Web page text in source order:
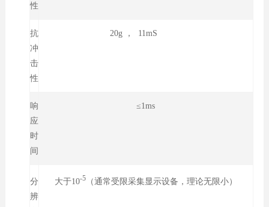
性
抗
冲
击
性
20g ， 11mS
响
应
时
间
≤1ms
分
辨
大于10-5（通常受限采集显示设备，理论无限小）